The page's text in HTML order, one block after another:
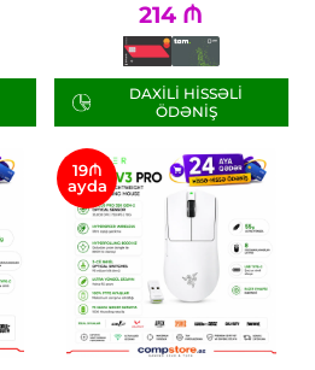
214 ₼
DAXILI HISSƏLI
ÖDƏNIŞ
19₼
ayda